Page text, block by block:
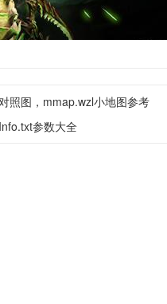
照图，mmap.wzl小地图参考
参数大全